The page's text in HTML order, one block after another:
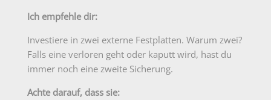
Ich empfehle dir:
Investiere in zwei externe Festplatten. Warum zwei?
Falls eine verloren geht oder kaputt wird, hast du
immer noch eine zweite Sicherung.
Achte darauf, dass sie: